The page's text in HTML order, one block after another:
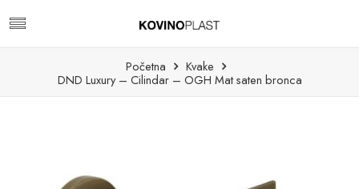
Početna
Kvake
DND Luxury – Cilindar – OGH Mat saten bronca